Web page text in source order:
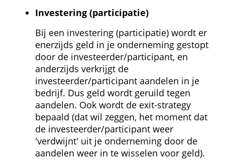
Investering (participatie)
Bij een investering (participatie) wordt er
enerzijds geld in je onderneming gestopt
door de investeerder/participant, en
anderzijds verkrijgt de
investeerder/participant aandelen in je
bedrijf. Dus geld wordt geruild tegen
aandelen. Ook wordt de exit-strategy
bepaald (dat wil zeggen, het moment dat
de investeerder/participant weer
'verdwijnt' uit je onderneming door de
aandelen weer in te wisselen voor geld).